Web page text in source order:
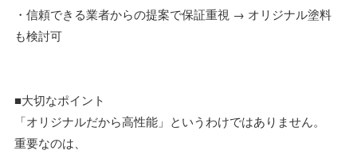
・信頼できる業者からの提案で保証重視 → オリジナル塗料
も検討可
■大切なポイント
「オリジナルだから高性能」というわけではありません。
重要なのは、